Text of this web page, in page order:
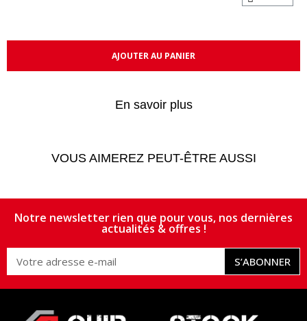
AJOUTER AU PANIER
En savoir plus
VOUS AIMEREZ PEUT-ÊTRE AUSSI
Notre newsletter rien que pour vous, nos dernières
actualités & offres !
S’ABONNER